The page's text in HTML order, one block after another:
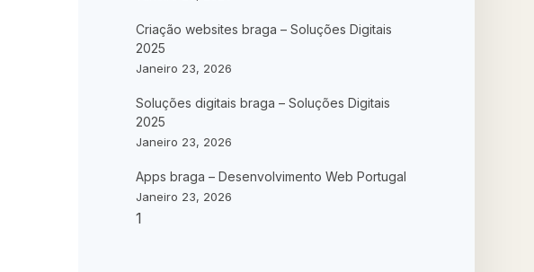
Criação websites braga – Soluções Digitais
2025
Janeiro 23, 2026
Soluções digitais braga – Soluções Digitais
2025
Janeiro 23, 2026
Apps braga – Desenvolvimento Web Portugal
Janeiro 23, 2026